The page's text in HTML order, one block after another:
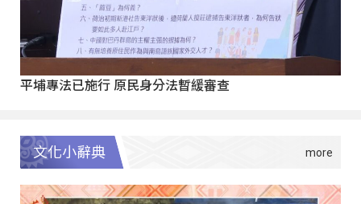
平埔專法已施行 原民身分法暫緩審查
文化小辭典